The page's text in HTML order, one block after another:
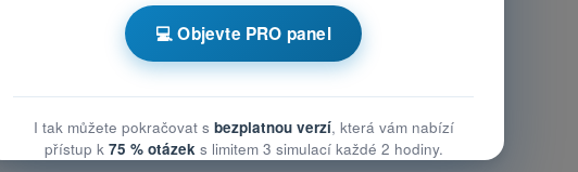
drony STS - specifická kategorie UAS
💻 Objevte PRO panel
I tak můžete pokračovat s bezplatnou verzí, která vám nabízí
přístup k 75 % otázeks limitem 3 simulací každé 2 hodiny.